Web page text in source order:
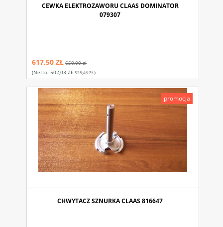
CEWKA ELEKTROZAWORU CLAAS DOMINATOR
079307
617,50 ZŁ 650,00 zł
(netto: 502,03 ZŁ 528,46 Zł)
CHWYTACZ SZNURKA CLAAS 816647
promocja